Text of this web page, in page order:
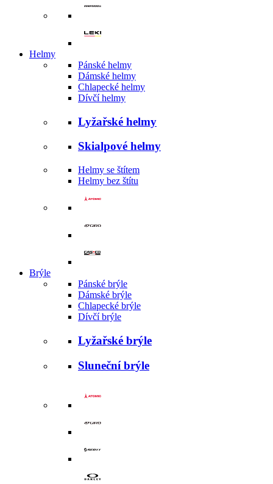
Helmy
Pánské helmy
Dámské helmy
Chlapecké helmy
Dívčí helmy
Lyžařské helmy
Skialpové helmy
Helmy se štítem
Helmy bez štítu
Brýle
Pánské brýle
Dámské brýle
Chlapecké brýle
Dívčí brýle
Lyžařské brýle
Sluneční brýle